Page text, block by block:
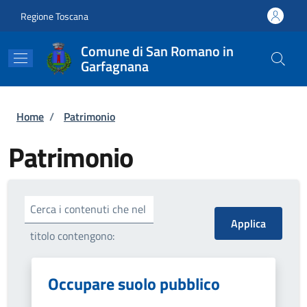
Regione Toscana
Comune di San Romano in
Garfagnana
Briciole di pane
Home / Patrimonio
Patrimonio
Cerca i contenuti che nel
titolo contengono:
Occupare suolo pubblico